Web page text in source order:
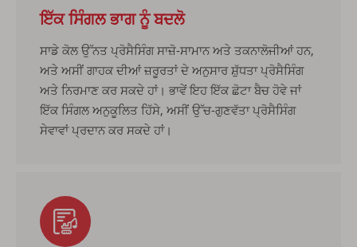
ਇੱਕ ਸਿੰਗਲ ਭਾਗ ਨੂੰ ਬਦਲੋ
ਸਾਡੇ ਕੋਲ ਉੱਨਤ ਪ੍ਰੋਸੈਸਿੰਗ ਸਾਜ਼ੋ-ਸਾਮਾਨ ਅਤੇ ਤਕਨਾਲੋਜੀਆਂ ਹਨ,
ਅਤੇ ਅਸੀਂ ਗਾਹਕ ਦੀਆਂ ਜ਼ਰੂਰਤਾਂ ਦੇ ਅਨੁਸਾਰ ਸ਼ੁੱਧਤਾ ਪ੍ਰੋਸੈਸਿੰਗ
ਅਤੇ ਨਿਰਮਾਣ ਕਰ ਸਕਦੇ ਹਾਂ। ਭਾਵੇਂ ਇਹ ਇੱਕ ਛੋਟਾ ਬੈਚ ਹੋਵੇ ਜਾਂ
ਇੱਕ ਸਿੰਗਲ ਅਨੁਕੂਲਿਤ ਹਿੱਸੇ, ਅਸੀਂ ਉੱਚ-ਗੁਣਵੱਤਾ ਪ੍ਰੋਸੈਸਿੰਗ
ਸੇਵਾਵਾਂ ਪ੍ਰਦਾਨ ਕਰ ਸਕਦੇ ਹਾਂ।